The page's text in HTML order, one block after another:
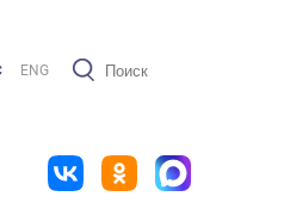
ENG